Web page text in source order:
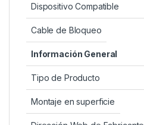
Dispositivo Compatible
Cable de Bloqueo
Información General
Tipo de Producto
Montaje en superficie